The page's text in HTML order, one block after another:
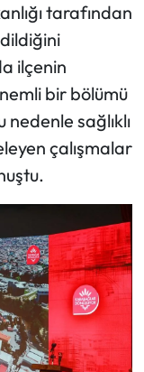
tarafından
ilçenin
bir bölümü
nedenle sağlıklı
çalışmalar